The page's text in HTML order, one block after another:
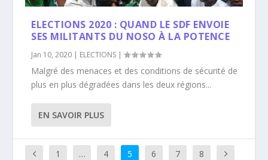
ELECTIONS 2020 : QUAND LE SDF ENVOIE
SES MILITANTS DU NOSO À LA POTENCE
Jan 10, 2020 | ELECTIONS |
Malgré des menaces et des conditions de sécurité de
plus en plus dégradées dans les deux régions...
EN SAVOIR PLUS
1 … 4 5 6 7 8